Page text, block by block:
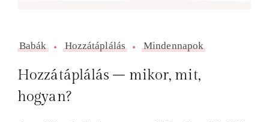
Babák Hozzátáplálás Mindennapok
Hozzátáplálás – mikor, mit,
hogyan?